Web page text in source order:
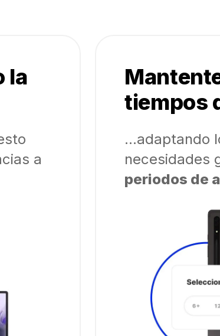
la
a
tiempos
...adaptando
necesidades
periodos de